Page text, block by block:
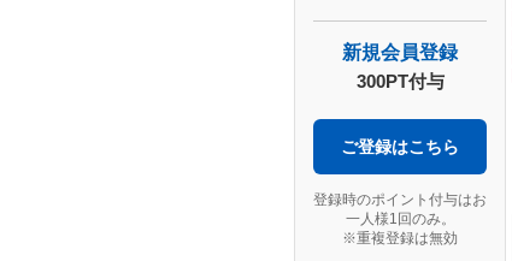
新規会員登録
300PT付与
ご登録はこちら
登録時のポイント付与はお
一人様1回のみ。
※重複登録は無効